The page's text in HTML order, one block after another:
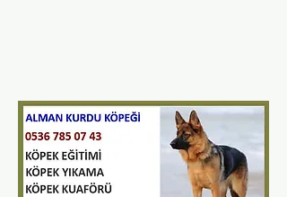
Beslenme
Köpeğin yaşına (köpek yavrusu, yetişkin
veya yaşlı) uygun yüksek kaliteli bir köpek
maması, türün ihtiyaç duyduğu tüm besin